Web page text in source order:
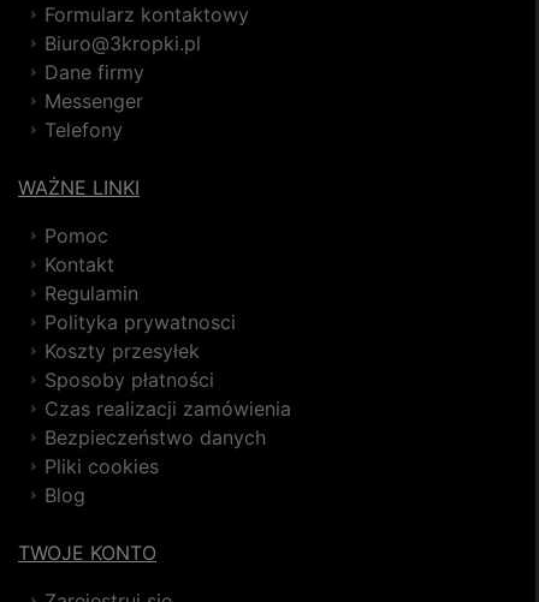
Formularz kontaktowy
Biuro@3kropki.pl
Dane firmy
Messenger
Telefony
WAŻNE LINKI
Pomoc
Kontakt
Regulamin
Polityka prywatnosci
Koszty przesyłek
Sposoby płatności
Czas realizacji zamówienia
Bezpieczeństwo danych
Pliki cookies
Blog
TWOJE KONTO